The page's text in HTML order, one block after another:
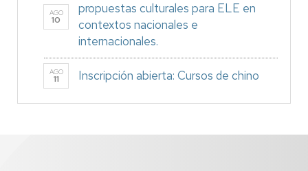
AGO
10
propuestas culturales para ELE en
contextos nacionales e
internacionales.
AGO
11 Inscripción abierta: Cursos de chino